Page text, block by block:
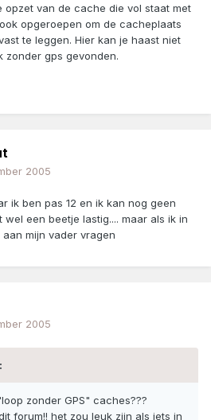
opzet van de cache die vol staat met
opgeroepen om de cacheplaats
te leggen. Hier kan je haast niet
zonder gps gevonden.
2005
ik ben pas 12 en ik kan nog geen
wel een beetje lastig.... maar als ik in
mijn vader vragen
2005
zonder GPS" caches???
forum!! het zou leuk zijn als iets in